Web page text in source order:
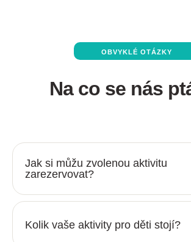
OBVYKLÉ OTÁZKY
Na co se nás
Jak si můžu zvolenou aktivitu
zarezervovat?
Kolik vaše aktivity pro děti stojí?